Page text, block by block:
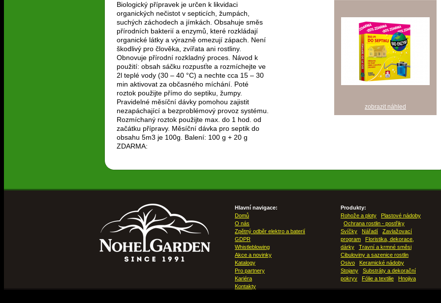
Biologický přípravek je určen k likvidaci
organických nečistot v septicích, žumpách,
suchých záchodech a jímkách. Obsahuje směs
přírodních bakterií a enzymů, které rozkládají
organické látky a výrazně omezují zápach. Není
škodlivý pro člověka, zvířata ani rostliny.
Obnovuje přírodní rozkladný proces. Návod k
použití: obsah sáčku rozpusťte a rozmíchejte ve
2l teplé vody (30 – 40 °C) a nechte cca 15 – 30
min aktivovat za občasného míchání. Poté
roztok použijte přímo do septiku, žumpy.
Pravidelné měsíční dávky pomohou zajistit
nezapáchající a bezproblémový provoz systému.
Rozmíchaný roztok použijte max. do 1 hod. od
začátku přípravy. Měsíční dávka pro septik do
obsahu 5m3 je 100g. Balení: 100 g + 20 g
ZDARMA:
zobrazit náhled
Hlavní navigace:
Domů
O nás
Zpětný odběr elektro a baterií
GDPR
Whistleblowing
Akce a novinky
Katalogy
Pro partnery
Kariéra
Kontakty
Produkty:
Rohože a ploty
Plastové nádoby
Ochrana rostlin - postřiky
Svíčky
Nářadí
Zavlažovací
program
Floristika, dekorace,
dárky
Travní a krmné směsi
Cibuloviny a sazenice rostlin
Osivo
Keramické nádoby
Stojany
Substráty a dekorační
pokryv
Fólie a textilie Hnojiva